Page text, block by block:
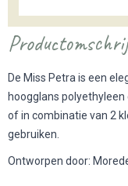
De Miss Petra is een
hoogglans
of in combinatie van 2
gebruiken.
Ontworpen door: